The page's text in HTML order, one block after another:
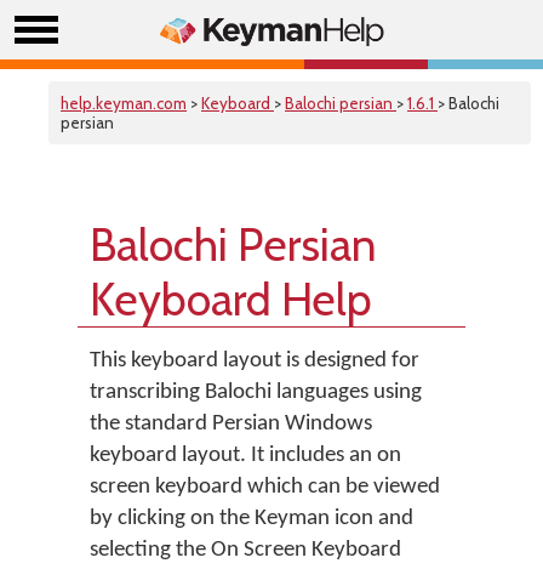
help.keyman.com >Keyboard >Balochi persian >1.6.1 > Balochi
persian
Balochi Persian
Keyboard Help
This keyboard layout is designed for
transcribing Balochi languages using
the standard Persian Windows
keyboard layout. It includes an on
screen keyboard which can be viewed
by clicking on the Keyman icon and
selecting the On Screen Keyboard